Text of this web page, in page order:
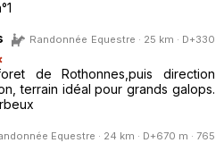
Randonnée Equestre · 25 km · D+330
de Rothonnes,puis direction
terrain idéal pour grands galops.
Equestre · 24 km · D+670 m · 765